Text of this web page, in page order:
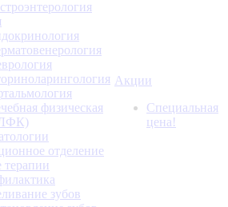
физическая
отделение
терапии
зубов
Акции
Специальная
цена!